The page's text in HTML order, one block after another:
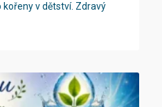
v dětství. Zdravý